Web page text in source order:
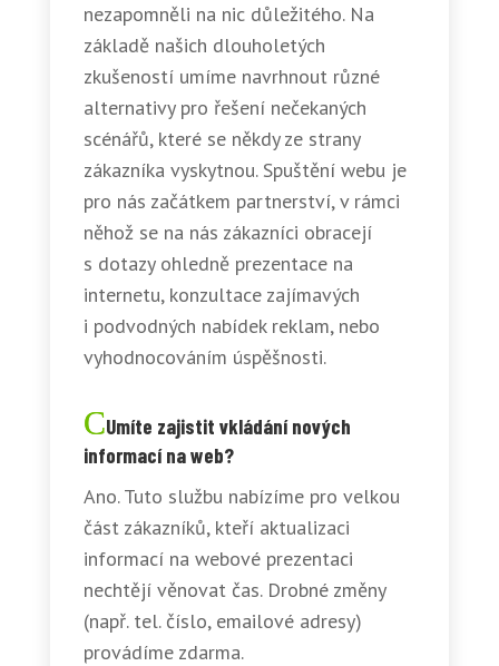
nezapomněli na nic důležitého. Na
základě našich dlouholetých
zkušeností umíme navrhnout různé
alternativy pro řešení nečekaných
scénářů, které se někdy ze strany
zákazníka vyskytnou. Spuštění webu je
pro nás začátkem partnerství, v rámci
něhož se na nás zákazníci obracejí
s dotazy ohledně prezentace na
internetu, konzultace zajímavých
i podvodných nabídek reklam, nebo
vyhodnocováním úspěšnosti.
Umíte zajistit vkládání nových
informací na web?
Ano. Tuto službu nabízíme pro velkou
část zákazníků, kteří aktualizaci
informací na webové prezentaci
nechtějí věnovat čas. Drobné změny
(např. tel. číslo, emailové adresy)
provádíme zdarma.